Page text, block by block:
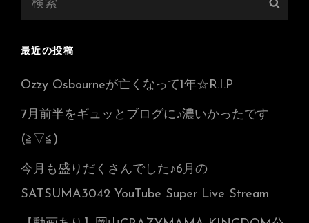
最近の投稿
Ozzy Osbourneが亡くなって1年☆R.I.P
7月前半をギュッとブログに♪濃いかったです
(≧▽≦)
今月も盛りだくさんでした♪6月の
SATSUMA3042 YouTube Super Live Stream